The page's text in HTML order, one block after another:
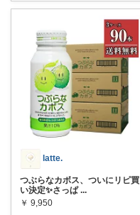
latte.
つぶらなカボス、ついにリピ買
い決定✨さっぱ ...
￥ 9,950